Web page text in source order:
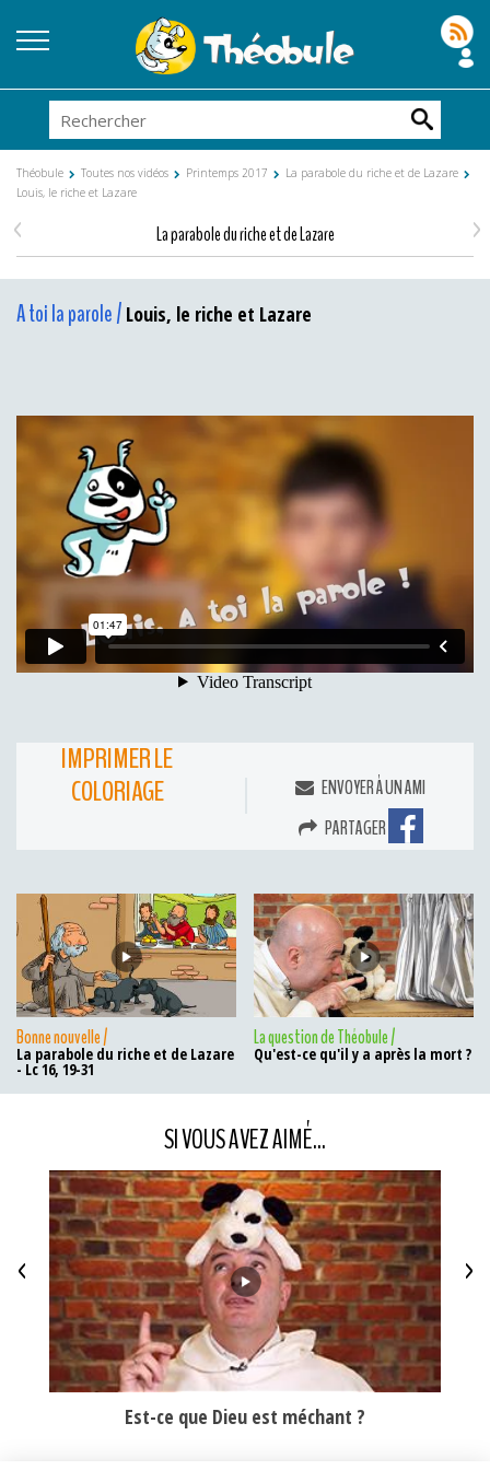
Théobule Toutes nos vidéos Printemps 2017
La parabole du riche et de Lazare
Louis, le riche et Lazare
La parabole du riche et de Lazare
< >
A toi la parole / Louis, le riche et Lazare
IMPRIMER LE
COLORIAGE
ENVOYER À UN AMI
PARTAGER
Bonne nouvelle /
La parabole du riche et de Lazare
- Lc 16, 19-31
La question de Théobule /
Qu'est-ce qu'il y a après la mort ?
SI VOUS AVEZ AIMÉ...
Est-ce que Dieu est méchant ?
< >